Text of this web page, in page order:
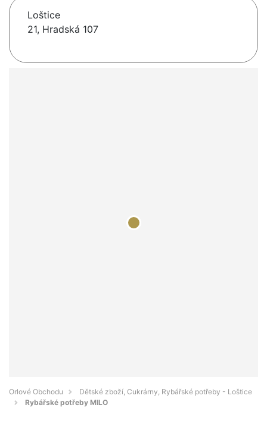
Loštice
21, Hradská 107
Orlové Obchodu
Dětské zboží, Cukrárny, Rybářské potřeby - Loštice
Rybářské potřeby MILO